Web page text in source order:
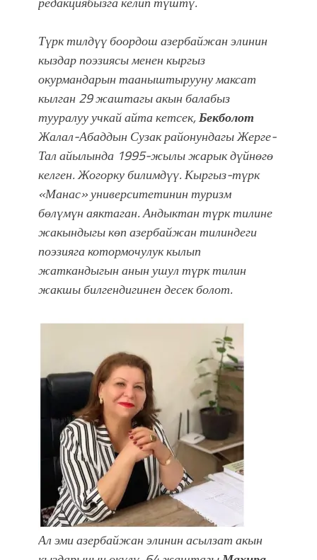
Түрк тилдүү боордош азербайжан элинин
кыздар поэзиясы менен кыргыз
окурмандарын тааныштырууну максат
кылган29 жаштагы акын балабыз
тууралуу учкай айта кетсек,Бекболот
Жалал-Абаддын Сузак районундагы Жерге-
Тал айылында 1995-жылы жарык дүйнөгө
келген. Жогорку билимдүү. Кыргыз-түрк
«Манас» университетинин туризм
бөлүмүн аяктаган. Андыктан түрк тилине
жакындыгы көп азербайжан тилиндеги
поэзияга котормочулук кылып
жаткандыгын анын ушул түрк тилин
жакшы билгендигинен десек болот.
Ал эми азербайжан элинин асылзат акын